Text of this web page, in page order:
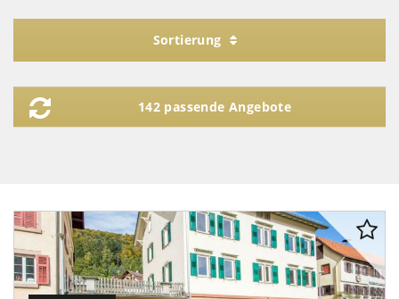
Sortierung
142 passende Angebote